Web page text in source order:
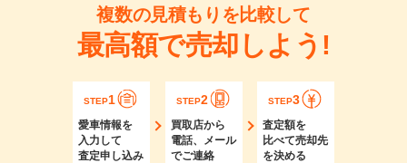
複数の見積もりを比較して
最高額で売却しよう!
STEP1
愛車情報を
入力して
査定申し込み
STEP2
買取店から
電話、メール
でご連絡
STEP3
査定額を
比べて売却先
を決める